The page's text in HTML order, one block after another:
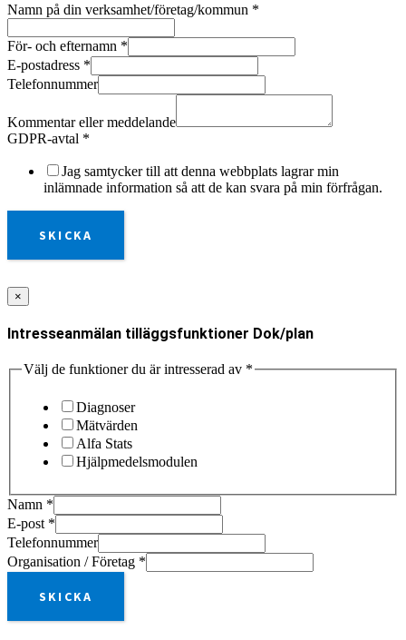
Namn på din verksamhet/företag/kommun *
För- och efternamn *
E-postadress *
Telefonnummer
Kommentar eller meddelande
GDPR-avtal *
Jag samtycker till att denna webbplats lagrar min
inlämnade information så att de kan svara på min förfrågan.
SKICKA
×
Intresseanmälan tilläggsfunktioner Dok/plan
Välj de funktioner du är intresserad av *
Diagnoser
Mätvärden
Alfa Stats
Hjälpmedelsmodulen
Namn *
E-post *
Telefonnummer
Organisation / Företag *
SKICKA